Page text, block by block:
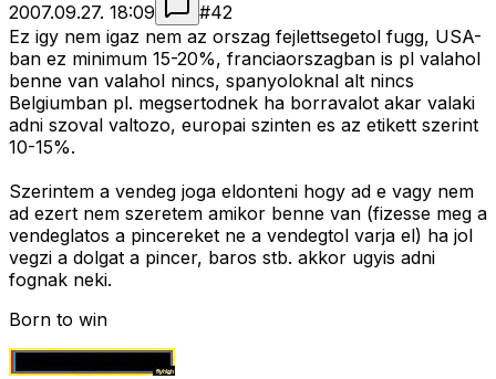
2007.09.27. 18:09 #42
Ez igy nem igaz nem az orszag fejlettsegetol fugg, USA-
ban ez minimum 15-20%, franciaorszagban is pl valahol
benne van valahol nincs, spanyoloknal alt nincs
Belgiumban pl. megsertodnek ha borravalot akar valaki
adni szoval valtozo, europai szinten es az etikett szerint
10-15%.
Szerintem a vendeg joga eldonteni hogy ad e vagy nem
ad ezert nem szeretem amikor benne van (fizesse meg a
vendeglatos a pincereket ne a vendegtol varja el) ha jol
vegzi a dolgat a pincer, baros stb. akkor ugyis adni
fognak neki.
Born to win